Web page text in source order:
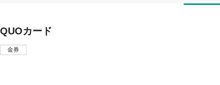
QUOカード
金券